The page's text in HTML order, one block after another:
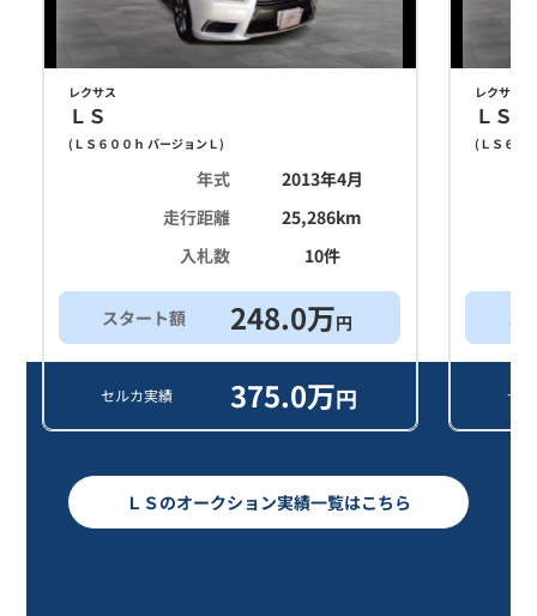
レクサス
ＬＳ
( ＬＳ６００ｈ バージョンＬ)
年式
2013年4月
走行距離
25,286km
入札数
10件
スタート額 248.0万円
セルカ実績 375.0万円
レクサス
ＬＳ
( ＬＳ６０
セ
ＬＳのオークション実績一覧はこちら